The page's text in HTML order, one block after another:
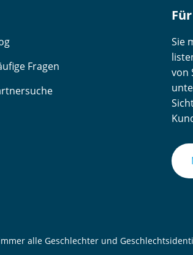
Fragen
Sie
von
alle Geschlechter und